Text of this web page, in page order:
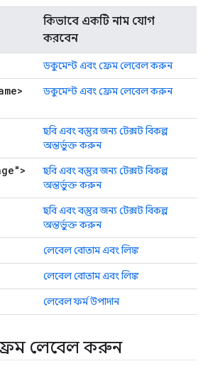
কিভাবে একটি নাম যোগ
করবেন
ডকুমেন্ট এবং ফ্রেম লেবেল করুন
ডকুমেন্ট এবং ফ্রেম লেবেল করুন
ছবি এবং বস্তুর জন্য টেক্সট বিকল্প
অন্তর্ভুক্ত করুন
ছবি এবং বস্তুর জন্য টেক্সট বিকল্প
অন্তর্ভুক্ত করুন
ছবি এবং বস্তুর জন্য টেক্সট বিকল্প
অন্তর্ভুক্ত করুন
লেবেল বোতাম এবং লিঙ্ক
লেবেল বোতাম এবং লিঙ্ক
লেবেল ফর্ম উপাদান
লেবেল করুন